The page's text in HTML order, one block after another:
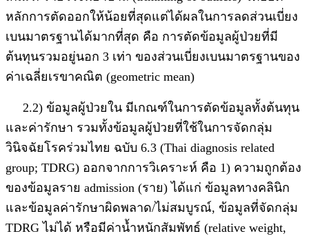
หลักการตัดออกให้น้อยที่สุดแต่ได้ผลในการลดส่วนเบี่ยง
เบนมาตรฐานได้มากที่สุด คือ การตัดข้อมูลผู้ป่วยที่มี
ต้นทุนรวมอยู่นอก 3 เท่า ของส่วนเบี่ยงเบนมาตรฐานของ
ค่าเฉลี่ยเรขาคณิต (geometric mean)
2.2) ข้อมูลผู้ป่วยใน มีเกณฑ์ในการตัดข้อมูลทั้งต้นทุน
และค่ารักษา รวมทั้งข้อมูลผู้ป่วยที่ใช้ในการจัดกลุ่ม
วินิจฉัยโรคร่วมไทย ฉบับ 6.3 (Thai diagnosis related
group; TDRG) ออกจากการวิเคราะห์ คือ 1) ความถูกต้อง
ของข้อมูลราย admission (ราย) ได้แก่ ข้อมูลทางคลินิก
และข้อมูลค่ารักษาผิดพลาด/ไม่สมบูรณ์, ข้อมูลที่จัดกลุ่ม
TDRG ไม่ได้ หรือมีค่าน้ำหนักสัมพัทธ์ (relative weight,